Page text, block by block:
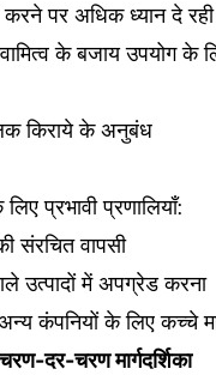
पर अधिक ध्यान दे
के बजाय उपयोग के
किराये के अनुबंध
प्रभावी प्रणालियाँ:
संरचित वापसी
उत्पादों में अपग्रेड करना
कंपनियों के लिए कच्चे
दर-चरण मार्गदर्शिका